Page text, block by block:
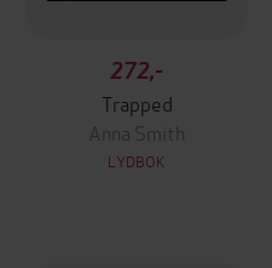
272,-
Trapped
Anna Smith
LYDBOK